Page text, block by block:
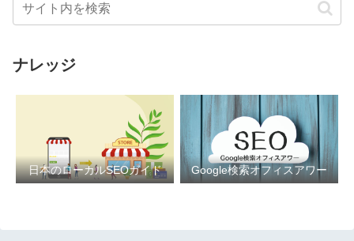
ナレッジ
日本のローカルSEOガイド Google検索オフィスアワー